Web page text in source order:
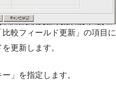
比較フィールド更新」の項目に
更新します。
」を指定します。